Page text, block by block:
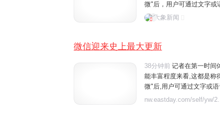
微"后，用户可通过文字或
话、文件阅读、设置提醒
大象新闻
微信迎来史上最大更新
38分钟前 记者在第一时间
能丰富程度来看,这都是称
微"后,用户可通过文字或
件阅读、设置提醒、发送
nw.eastday.com/self/yw/